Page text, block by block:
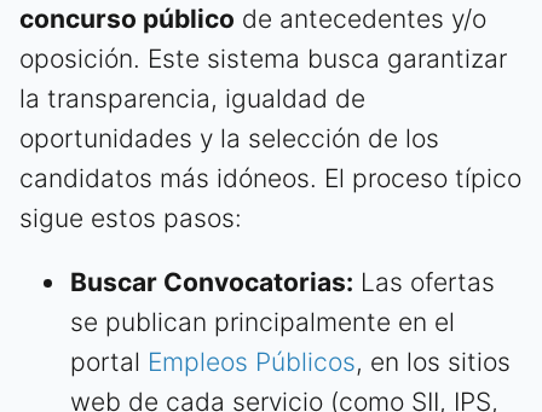
concurso público de antecedentes y/o
oposición. Este sistema busca garantizar
la transparencia, igualdad de
oportunidades y la selección de los
candidatos más idóneos. El proceso típico
sigue estos pasos:
Buscar Convocatorias: Las ofertas
se publican principalmente en el
portal Empleos Públicos, en los sitios
web de cada servicio (como SII, IPS,